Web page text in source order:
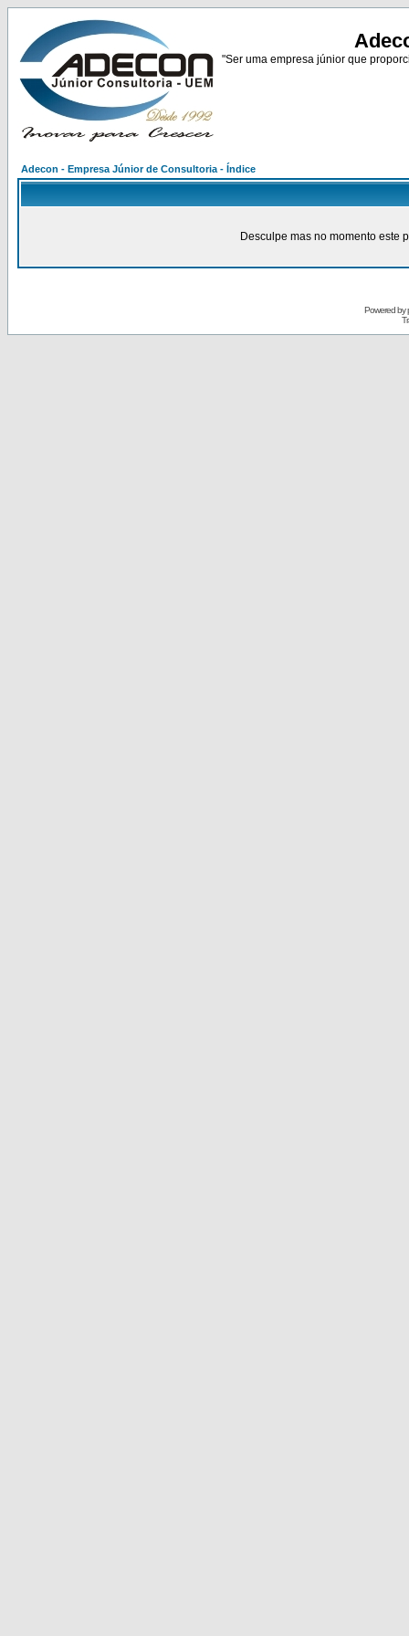
"Ser uma empresa júnior que
Adecon - Empresa Júnior de Consultoria - Índice
Desculpe mas no momento este
Powered by